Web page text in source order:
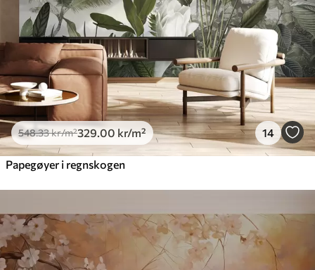
548.33kr/m²329 .00 kr/m² 14
Papegøyer i regnskogen